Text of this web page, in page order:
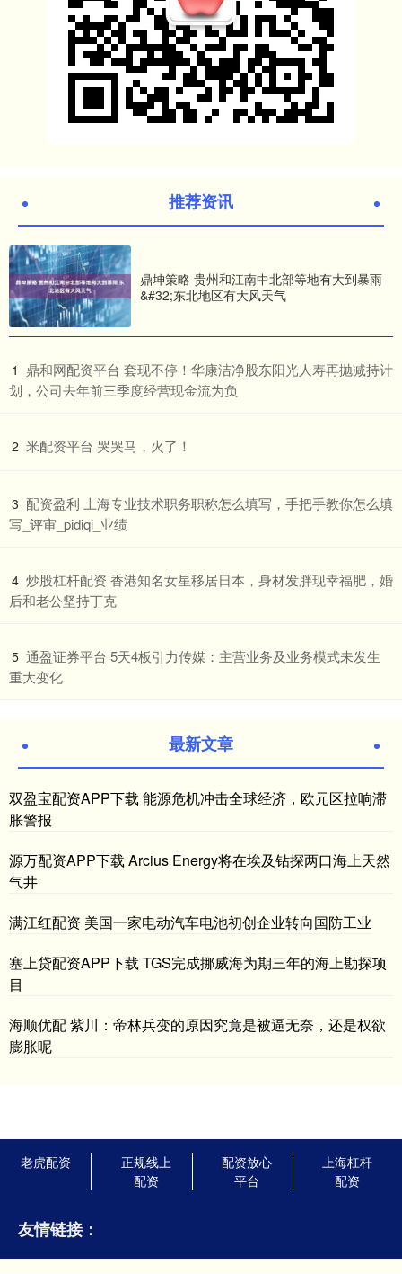
推荐资讯
鼎坤策略 贵州和江南中北部等地有大到暴雨
&#32;东北地区有大风天气
1 ​鼎和网配资平台 套现不停！华康洁净股东阳光人寿再抛减持计
划，公司去年前三季度经营现金流为负
2 ​米配资平台 哭哭马，火了！
3 ​配资盈利 上海专业技术职务职称怎么填写，手把手教你怎么填
写_评审_pidiqi_业绩
4 ​炒股杠杆配资 香港知名女星移居日本，身材发胖现幸福肥，婚
后和老公坚持丁克
5 ​通盈证券平台 5天4板引力传媒：主营业务及业务模式未发生
重大变化
最新文章
双盈宝配资APP下载 能源危机冲击全球经济，欧元区拉响滞
胀警报
源万配资APP下载 Arcius Energy将在埃及钻探两口海上天然
气井
满江红配资 美国一家电动汽车电池初创企业转向国防工业
塞上贷配资APP下载 TGS完成挪威海为期三年的海上勘探项
目
海顺优配 紫川：帝林兵变的原因究竟是被逼无奈，还是权欲
膨胀呢
老虎配资
正规线上
配资
配资放心
平台
上海杠杆
配资
友情链接：